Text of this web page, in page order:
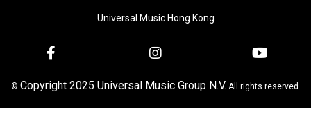
Universal Music Hong Kong
© Copyright 2025 Universal Music Group N.V. All rights reserved.